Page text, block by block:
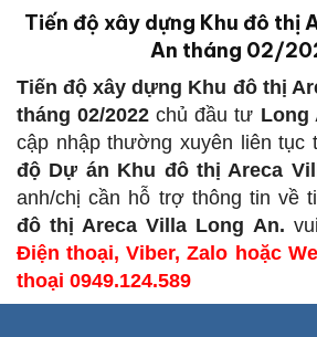
Tiến độ xây dựng Khu đô thị
An tháng 02/
Tiến độ xây dựng Khu đô thị
tháng 02/2022 chủ đầu tư Long
cập nhập thường xuyên liên tục
độ Dự án Khu đô thị Areca
anh/chị cần hỗ trợ thông tin về
đô thị Areca Villa Long An.
Điện thoại, Viber, Zalo hoặc
thoại 0949.124.589